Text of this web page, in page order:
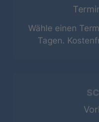
Wähle einen
Tagen.